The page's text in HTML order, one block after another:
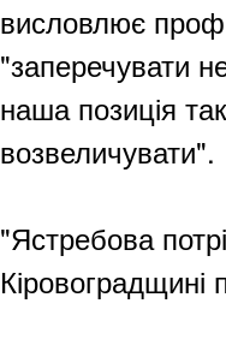
висловлює
"заперечувати
наша позиція
возвеличувати".
"Ястребова